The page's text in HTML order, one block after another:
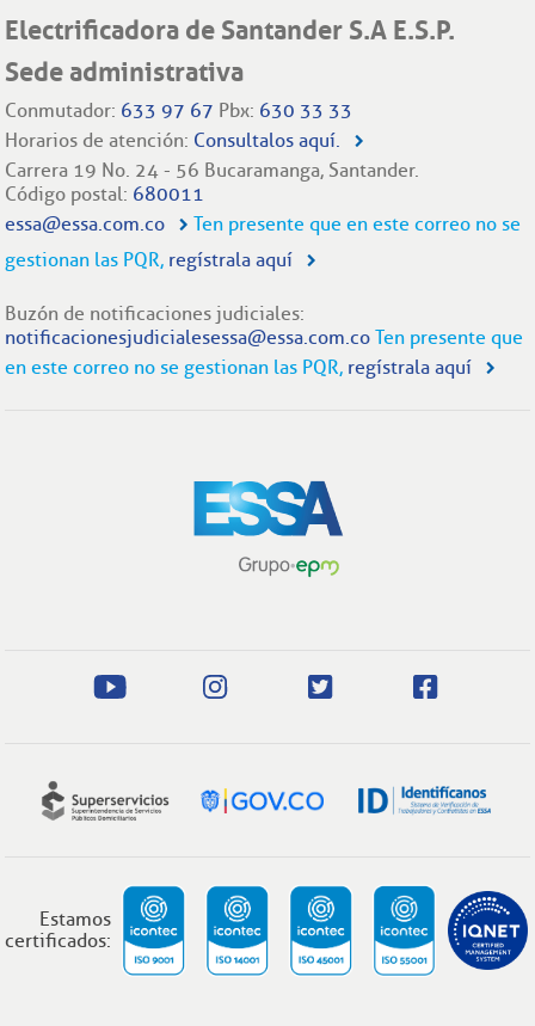
Electrificadora de Santander S.A E.S.P.
Sede administrativa
Conmutador: 633 97 67 Pbx: 630 33 33
Horarios de atención: Consultalos aquí.
Carrera 19 No. 24 - 56 Bucaramanga, Santander.
Código postal: 680011
essa@essa.com.co
Ten presente que en este correo no se
gestionan las PQR, regístrala aquí
Buzón de notificaciones judiciales:
notificacionesjudicialesessa@essa.com.co Ten presente que
en este correo no se gestionan las PQR, regístrala aquí
Estamos
certificados: